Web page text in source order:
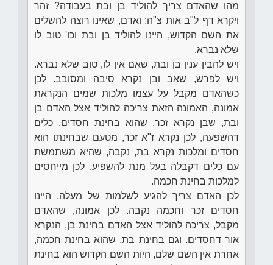
מהו שהאדם צריך להוליד בן ובת בעבודה? זהר
ויקרא דף ל"ב אות צ"ה: ואדם, שאינו רוצה להשלים
את השם הקדוש, היינו להוליד בן ובת וכו' טוב לו
שלא נברא.
ויש להבין ענין בן ובת, שאם אין לו, טוב שלא נברא.
ויש לפרש, שאב ובן נקרא סיבה ומסובב. לכן
כשהאדם מקבל על עצמו מלכות שמים הנקראת
אמונה, האמונה הזאת צריכה להוליד אצל האדם בן
ובת, שבן נקרא זכר, שהוא בחינת חסדים, כלים
דהשפעה, לכן נקרא ז"א זכר, מטעם שבחינתו הוא
חסדים ומלכות נקרא בת, נקבה, שהיא משתמשת
עם כלים דקבלה בעל מנת להשפיע. לכן מייחסים
למלכות בחינת חכמה.
לכן האדם צריך להגיע לשלמות של מעלה, היינו
חסדים זכר וחכמה נקבה. לכן אמונה, שהאדם
מקבל, צריכה להוליד אצל האדם בחינת בן, הנקרא
אור דחסדים. וגם בחינת בת, שהוא בחינת חכמה,
אחרת אין השם שלם, היות השם הקדוש הוא בחינת